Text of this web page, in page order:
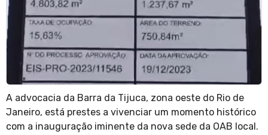
A advocacia da Barra da Tijuca, zona oeste do Rio de
Janeiro, está prestes a vivenciar um momento histórico
com a inauguração iminente da nova sede da OAB local.